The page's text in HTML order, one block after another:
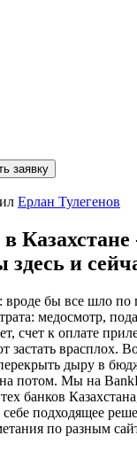
заявку
Ерлан Тулегенов
Казахстане
и
вроде бы все шло по
медосмотр,
счет к оплате
застать врасплох.
дыру в
потом. Мы на
банков
себе подходящее
по разным